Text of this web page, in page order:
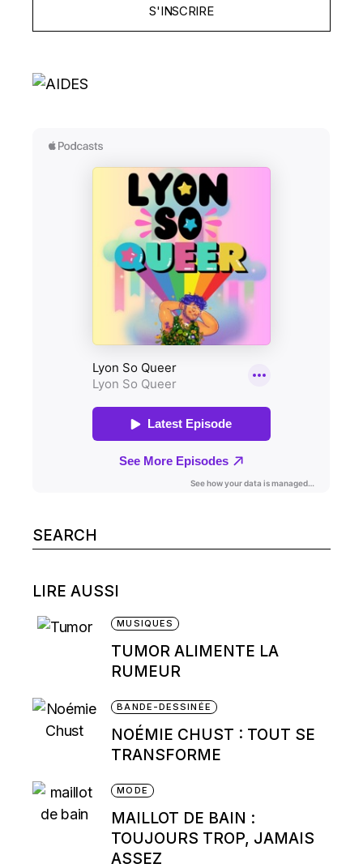
S'INSCRIRE
Search
for:
LIRE AUSSI
MUSIQUES
TUMOR ALIMENTE LA
RUMEUR
BANDE-DESSINÉE
NOÉMIE CHUST : TOUT SE
TRANSFORME
MODE
MAILLOT DE BAIN :
TOUJOURS TROP, JAMAIS
ASSEZ